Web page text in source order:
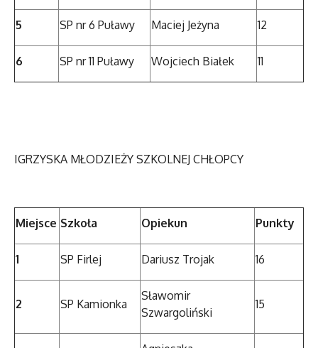
5 SP nr 6 Puławy Maciej Jeżyna 12
6 SP nr 11 Puławy Wojciech Białek 11
IGRZYSKA MŁODZIEŻY SZKOLNEJ CHŁOPCY
Miejsce Szkoła Opiekun Punkty
1 SP Firlej Dariusz Trojak 16
2 SP Kamionka
Sławomir
Szwargoliński
15